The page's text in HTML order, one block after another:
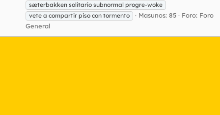
sæterbakken solitario subnormal progre-woke
vete a compartir piso con tormento
Masunos: 85 Foro: Foro
General